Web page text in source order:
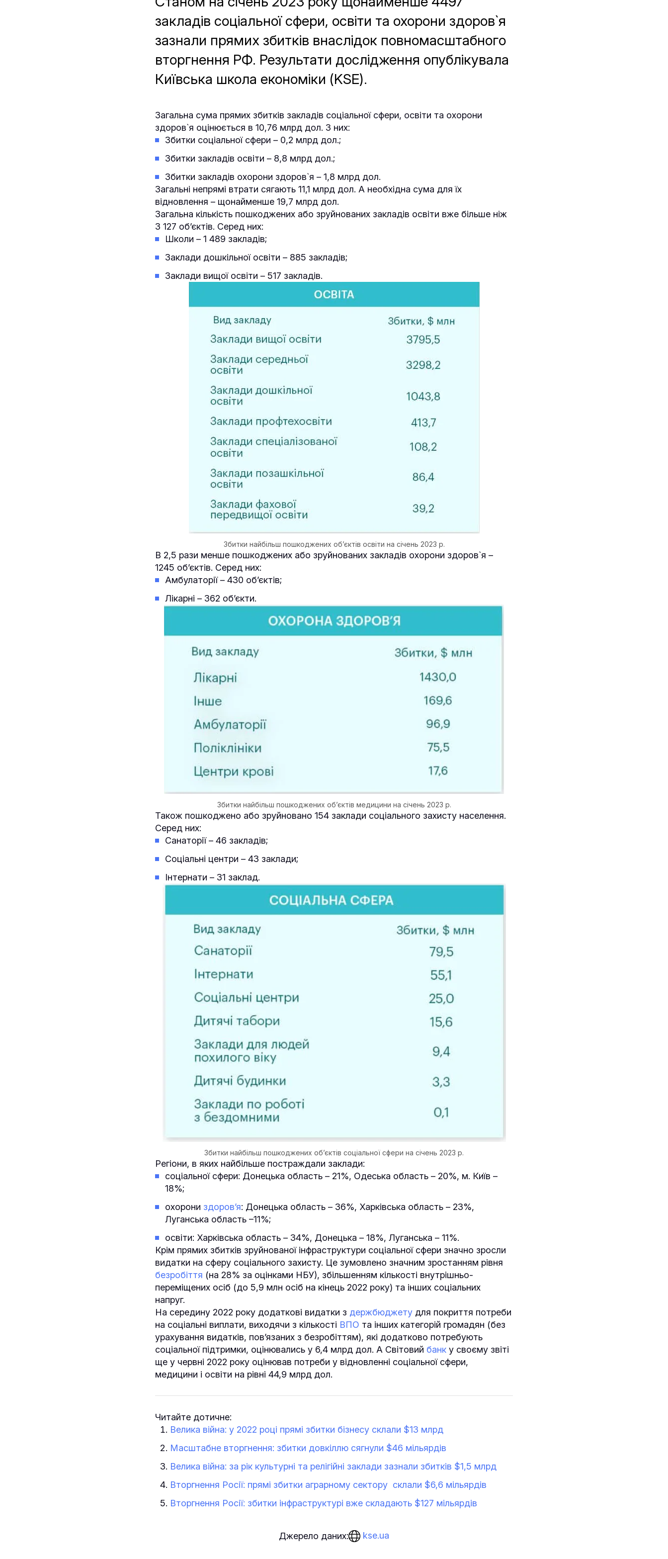
закладів соціальної сфери, освіти та охорони здоров`я
зазнали прямих збитків внаслідок повномасштабного
вторгнення РФ. Результати дослідження опублікувала
Київська школа економіки (KSE).
Загальна сума прямих збитків закладів соціальної сфери, освіти та охорони
здоров`я оцінюється в 10,76 млрд дол. З них:
Збитки соціальної сфери – 0,2 млрд дол.;
Збитки закладів освіти – 8,8 млрд дол.;
Збитки закладів охорони здоров`я – 1,8 млрд дол.
Загальні непрямі втрати сягають 11,1 млрд дол. А необхідна сума для їх
відновлення – щонайменше 19,7 млрд дол.
Загальна кількість пошкоджених або зруйнованих закладів освіти вже більше ніж
3 127 об’єктів. Серед них:
Школи – 1 489 закладів;
Заклади дошкільної освіти – 885 закладів;
Заклади вищої освіти – 517 закладів.
Збитки найбільш пошкоджених об’єктів освіти на січень 2023 р.
В 2,5 рази менше пошкоджених або зруйнованих закладів охорони здоров`я –
1245 об’єктів. Серед них:
Амбулаторії – 430 об’єктів;
Лікарні – 362 об’єкти.
Збитки найбільш пошкоджених об’єктів медицини на січень 2023 р.
Також пошкоджено або зруйновано 154 заклади соціального захисту населення.
Серед них:
Санаторії – 46 закладів;
Соціальні центри – 43 заклади;
Інтернати – 31 заклад.
Збитки найбільш пошкоджених об’єктів соціальної сфери на січень 2023 р.
Регіони, в яких найбільше постраждали заклади:
соціальної сфери: Донецька область – 21%, Одеська область – 20%, м. Київ –
18%;
охорони здоров’я: Донецька область – 36%, Харківська область – 23%,
Луганська область –11%;
освіти: Харківська область – 34%, Донецька – 18%, Луганська – 11%.
Крім прямих збитків зруйнованої інфраструктури соціальної сфери значно зросли
видатки на сферу соціального захисту. Це зумовлено значним зростанням рівня
безробіття (на 28% за оцінками НБУ), збільшенням кількості внутрішньо-
переміщених осіб (до 5,9 млн осіб на кінець 2022 року) та інших соціальних
напруг.
На середину 2022 року додаткові видатки з держбюджету для покриття потреби
на соціальні виплати, виходячи з кількості ВПО та інших категорій громадян (без
урахування видатків, пов’язаних з безробіттям), які додатково потребують
соціальної підтримки, оцінювались у 6,4 млрд дол. А Світовий банк у своєму звіті
ще у червні 2022 року оцінював потреби у відновленні соціальної сфери,
медицини і освіти на рівні 44,9 млрд дол.
Читайте дотичне:
Велика війна: у 2022 році прямі збитки бізнесу склали $13 млрд
Масштабне вторгнення: збитки довкіллю сягнули $46 мільярдів
Велика війна: за рік культурні та релігійні заклади зазнали збитків $1,5 млрд
Вторгнення Росії: прямі збитки аграрному сектору склали $6,6 мільярдів
Вторгнення Росії: збитки інфраструктурі вже складають $127 мільярдів
Джерело даних: kse.ua